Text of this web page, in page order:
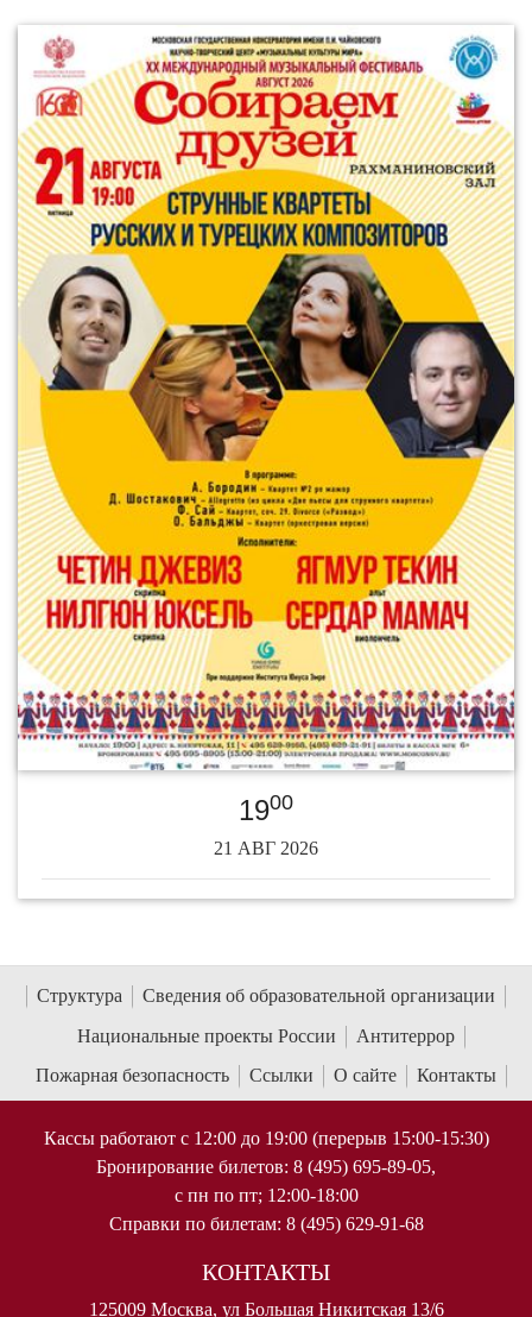
1900
21 АВГ 2026
Структура
Сведения об образовательной организации
Национальные проекты России
Антитеррор
Пожарная безопасность
Ссылки О сайте Контакты
Кассы работают с 12:00 до 19:00 (перерыв 15:00-15:30)
Бронирование билетов: 8 (495) 695-89-05,
с пн по пт; 12:00-18:00
Справки по билетам: 8 (495) 629-91-68
КОНТАКТЫ
125009 Москва, ул Большая Никитская 13/6